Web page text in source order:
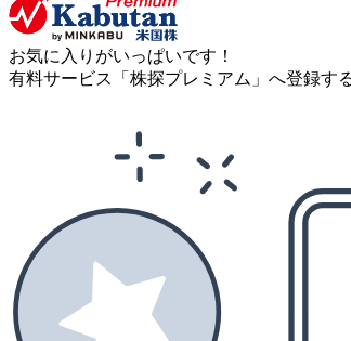
お気に入りがいっぱいです！
有料サービス「株探プレミアム」へ登録す